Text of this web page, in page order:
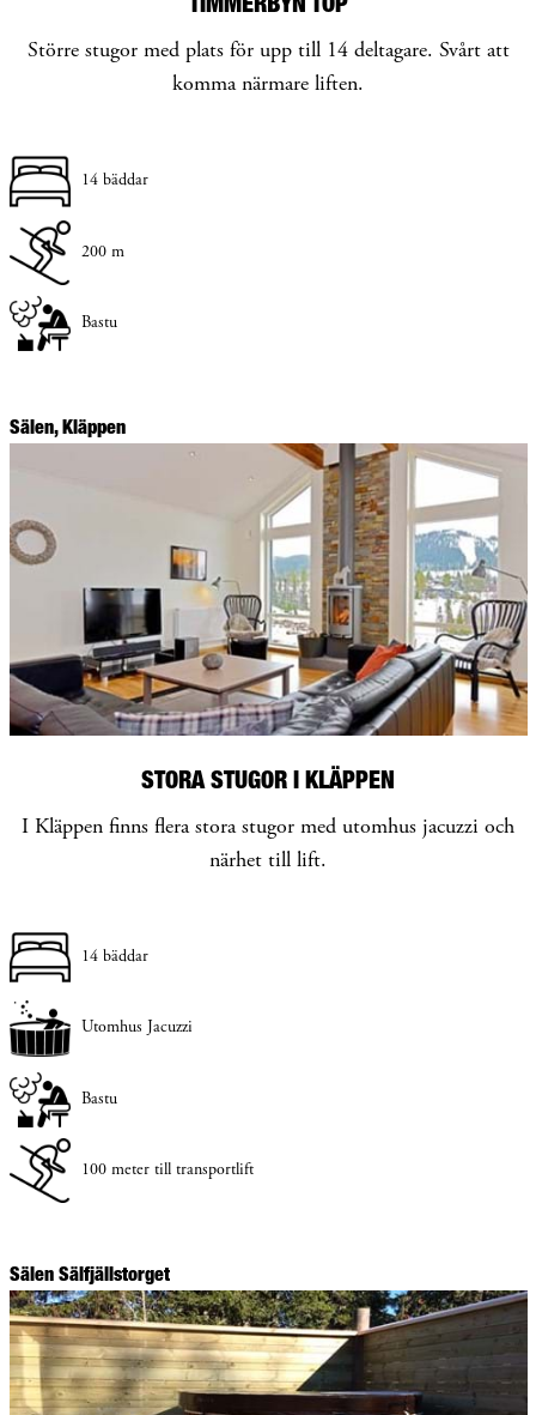
Större stugor med plats för upp till 14 deltagare. Svårt att
komma närmare liften.
14 bäddar
200 m
Bastu
Sälen, Kläppen
STORA STUGOR I KLÄPPEN
I Kläppen finns flera stora stugor med utomhus jacuzzi och
närhet till lift.
14 bäddar
Utomhus Jacuzzi
Bastu
100 meter till transportlift
Sälen Sälfjällstorget